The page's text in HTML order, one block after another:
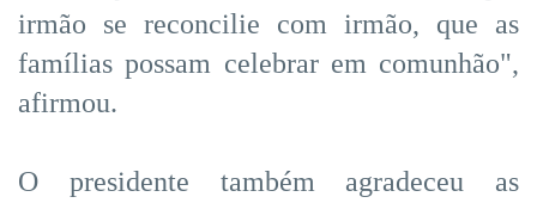
irmão se reconcilie com irmão, que as
famílias possam celebrar em comunhão",
afirmou.
O presidente também agradeceu as